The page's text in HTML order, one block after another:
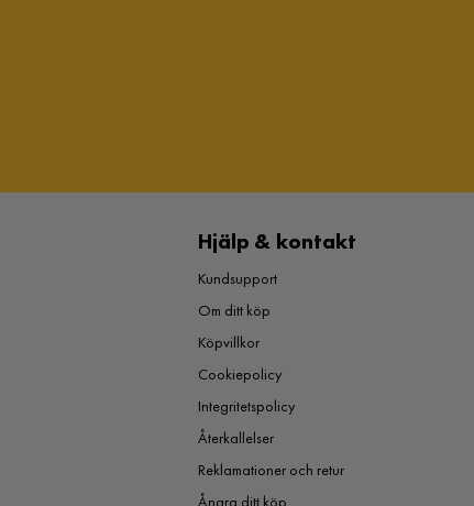
Hjälp & kontakt
Kundsupport
Om ditt köp
Köpvillkor
Cookiepolicy
Integritetspolicy
Återkallelser
Reklamationer och retur
Ångra ditt köp